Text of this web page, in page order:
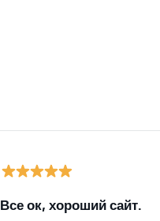
Все ок, хороший сайт.